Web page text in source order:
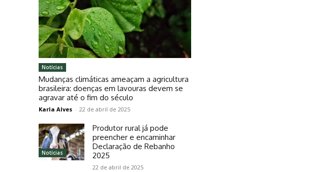
Notícias
Mudanças climáticas ameaçam a agricultura
brasileira: doenças em lavouras devem se
agravar até o fim do século
Karla Alves - 22 de abril de 2025
Notícias
Produtor rural já pode
preencher e encaminhar
Declaração de Rebanho
2025
22 de abril de 2025